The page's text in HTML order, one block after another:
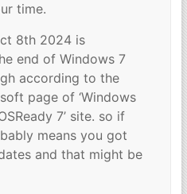
time.
8th 2024 is
end of Windows 7
according to the
page of ‘Windows
7’ site. so if
means you got
and that might be